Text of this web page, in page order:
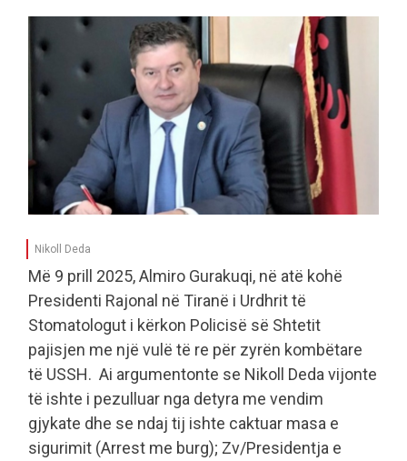
Nikoll Deda
Më 9 prill 2025, Almiro Gurakuqi, në atë kohë
Presidenti Rajonal në Tiranë i Urdhrit të
Stomatologut i kërkon Policisë së Shtetit
pajisjen me një vulë të re për zyrën kombëtare
të USSH. Ai argumentonte se Nikoll Deda vijonte
të ishte i pezulluar nga detyra me vendim
gjykate dhe se ndaj tij ishte caktuar masa e
sigurimit (Arrest me burg); Zv/Presidentja e